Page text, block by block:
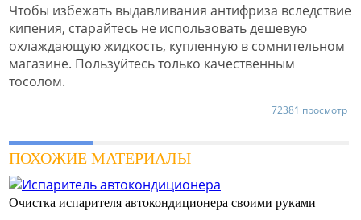
Чтобы избежать выдавливания антифриза вследствие
кипения, старайтесь не использовать дешевую
охлаждающую жидкость, купленную в сомнительном
магазине. Пользуйтесь только качественным
тосолом.
72381 просмотр
ПОХОЖИЕ МАТЕРИАЛЫ
Очистка испарителя автокондиционера своими руками